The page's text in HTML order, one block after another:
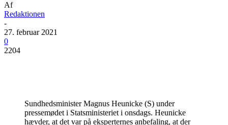
Af
Redaktionen
-
27. februar 2021
0
2204
Sundhedsminister Magnus Heunicke (S) under
pressemødet i Statsministeriet i onsdags. Heunicke
hævder, at det var på eksperternes anbefaling, at der